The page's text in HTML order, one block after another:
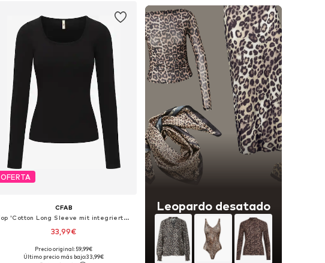
OFERTA
CFAB
Top 'Cotton Long Sleeve mit integriertem Wireless Bra'
33,99€
Tallas disponibles: S, M, L
Precio original: 59,99€
Último precio más bajo:33,99€
Leopardo desatado